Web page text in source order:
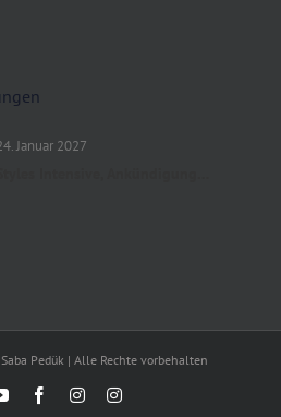
Januar 2027
Pedük | Alle Rechte vorbehalten
YouTubeFacebookInstagramInstagram